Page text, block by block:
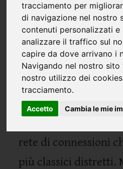
tracciamento per
di navigazione nel nostro
contenuti personalizzati e
analizzare il traffico sul
capire da dove arrivano i
Navigando nel nostro
nostro utilizzo dei
tracciamento.
Accetto Cambia le mie
Digitale
con potenzialità
connettività, big
per aumentare la
rete di connessioni
più classici distretti.